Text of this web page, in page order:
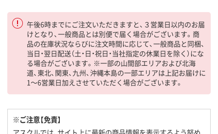
午後6時までにご注文いただきますと、３営業日以内のお届
けとなり、一般商品とは別便で届く場合がございます。商
品の在庫状況ならびに注文時間に応じて、一般商品と同梱、
当日・翌日配送（土・日・祝日・当社指定の休業日を除く）にな
る場合がございます。※一部の山間部エリアおよび北海
道、東北、関東、九州、沖縄本島の一部エリアは上記お届けに
1～6営業日加えさせていただく場合がございます。
※ご注意【免責】